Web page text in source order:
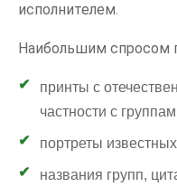
исполнителем.
Наибольшим спросом
принты с
частности с
портреты
названия групп,